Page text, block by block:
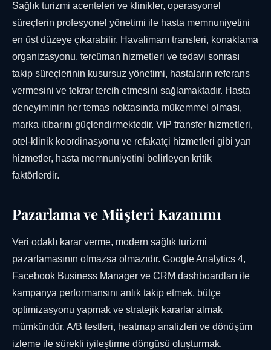
Sağlık turizmi acenteleri ve klinikler, operasyonel
süreçlerin profesyonel yönetimi ile hasta memnuniyetini
en üst düzeye çıkarabilir. Havalimanı transferi, konaklama
organizasyonu, tercüman hizmetleri ve tedavi sonrası
takip süreçlerinin kusursuz yönetimi, hastaların referans
vermesini ve tekrar tercih etmesini sağlamaktadır. Hasta
deneyiminin her temas noktasında mükemmel olması,
marka itibarını güçlendirmektedir. VIP transfer hizmetleri,
otel-klinik koordinasyonu ve refakatçi hizmetleri gibi yan
hizmetler, hasta memnuniyetini belirleyen kritik
faktörlerdir.
Pazarlama ve Müşteri Kazanımı
Veri odaklı karar verme, modern sağlık turizmi
pazarlamasının olmazsa olmazıdır. Google Analytics 4,
Facebook Business Manager ve CRM dashboardları ile
kampanya performansını anlık takip etmek, bütçe
optimizasyonu yapmak ve stratejik kararlar almak
mümkündür. A/B testleri, heatmap analizleri ve dönüşüm
izleme ile sürekli iyileştirme döngüsü oluşturmak,